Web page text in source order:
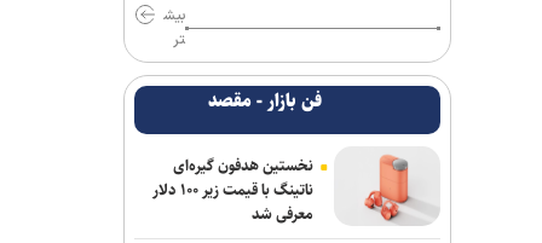
بیش
تر
فن بازار - مقصد
نخستین هدفون گیره‌ای
ناتینگ با قیمت زیر ۱۰۰ دلار
معرفی شد